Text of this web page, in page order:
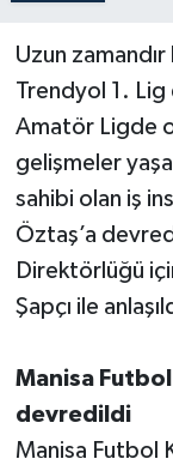
Uzun
Trendyol 1. Lig
Amatör Ligde
gelişmeler
sahibi olan iş
Öztaş’a
Direktörlüğü
Şapçı ile
Manisa
devredildi
Manisa Futbol